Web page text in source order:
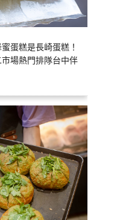
蛋糕是長崎蛋糕！
場熱門排隊台中伴